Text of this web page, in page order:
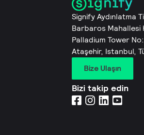
Signify Aydınlatma
Barbaros Mahallesi
Palladium Tower
Ataşehir, Istanbul,
Bize Ulaşın
Bizi takip edin